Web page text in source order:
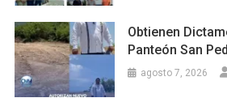
Obtienen
Panteón San
agosto 7, 2026